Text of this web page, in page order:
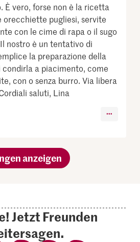
È vero, forse non è la ricetta
orecchiette pugliesi, servite
con le cime di rapa o il sugo
nostro è un tentativo di
la preparazione della
condirla a piacimento, come
con o senza burro. Via libera
saluti, Lina
anzeigen
Jetzt Freunden